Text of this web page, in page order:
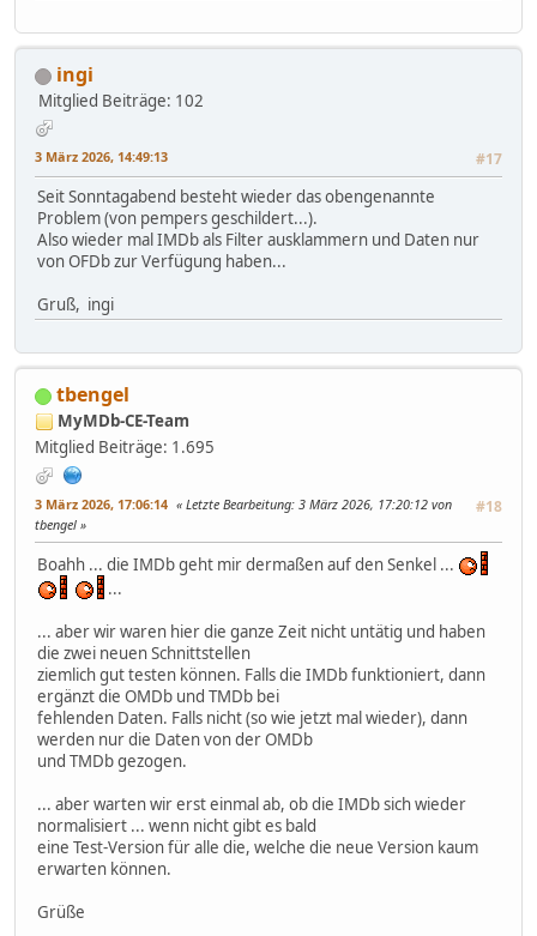
ingi
Mitglied Beiträge: 102
3 März 2026, 14:49:13 #17
Seit Sonntagabend besteht wieder das obengenannte
Problem (von pempers geschildert...).
Also wieder mal IMDb als Filter ausklammern und Daten nur
von OFDb zur Verfügung haben...
Gruß, ingi
tbengel
MyMDb-CE-Team
Mitglied Beiträge: 1.695
3 März 2026, 17:06:14 #18
Letzte Bearbeitung: 3 März 2026, 17:20:12 von
tbengel
Boahh ... die IMDb geht mir dermaßen auf den Senkel ...
...
... aber wir waren hier die ganze Zeit nicht untätig und haben
die zwei neuen Schnittstellen
ziemlich gut testen können. Falls die IMDb funktioniert, dann
ergänzt die OMDb und TMDb bei
fehlenden Daten. Falls nicht (so wie jetzt mal wieder), dann
werden nur die Daten von der OMDb
und TMDb gezogen.
... aber warten wir erst einmal ab, ob die IMDb sich wieder
normalisiert ... wenn nicht gibt es bald
eine Test-Version für alle die, welche die neue Version kaum
erwarten können.
Grüße